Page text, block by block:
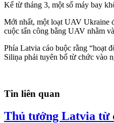
Kể từ tháng 3, một số máy bay
Mới nhất, một loạt UAV Ukraine
cuộc tấn công bằng UAV nhằm
Phía Latvia cáo buộc rằng “hoạt
Siliņa phải tuyên bố từ chức vào
Tin liên quan
Thủ tướng Latvia từ